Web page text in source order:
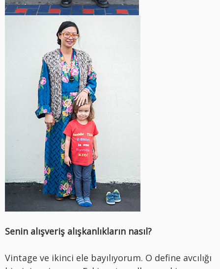
Senin alışveriş alışkanlıkların nasıl?
Vintage ve ikinci ele bayılıyorum. O define avcılığı